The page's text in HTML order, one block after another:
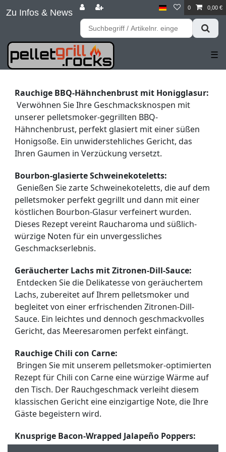
Zu Infos & News 0 0,00 €
☰
Rauchige BBQ-Hähnchenbrust mit Honigglasur:
unserer pelletsmoker-gegrillten BBQ-
Hähnchenbrust, perfekt glasiert mit einer süßen
Honigsoße. Ein unwiderstehliches Gericht, das
Ihren Gaumen in Verzückung versetzt.
Bourbon-glasierte Schweinekoteletts:
pelletsmoker perfekt gegrillt und dann mit einer
köstlichen Bourbon-Glasur verfeinert wurden.
Dieses Rezept vereint Raucharoma und süßlich-
würzige Noten für ein unvergessliches
Geschmackserlebnis.
Geräucherter Lachs mit Zitronen-Dill-Sauce:
Lachs, zubereitet auf Ihrem pelletsmoker und
begleitet von einer erfrischenden Zitronen-Dill-
Sauce. Ein leichtes und dennoch geschmackvolles
Gericht, das Meeresaromen perfekt einfängt.
Rauchige Chili con Carne:
Rezept für Chili con Carne eine würzige Wärme auf
den Tisch. Der Rauchgeschmack verleiht diesem
klassischen Gericht eine einzigartige Note, die Ihre
Gäste begeistern wird.
Knusprige Bacon-Wrapped Jalapeño Poppers:
Erleben Sie die perfekte Kombination aus